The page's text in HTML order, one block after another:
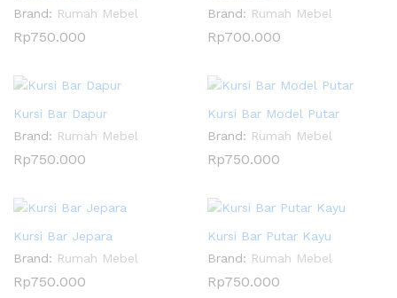
Brand: Rumah Mebel
Rp750.000
Brand: Rumah Mebel
Rp700.000
Kursi Bar Dapur
Brand: Rumah Mebel
Rp750.000
Kursi Bar Model Putar
Brand: Rumah Mebel
Rp750.000
Kursi Bar Jepara
Brand: Rumah Mebel
Rp750.000
Kursi Bar Putar Kayu
Brand: Rumah Mebel
Rp750.000